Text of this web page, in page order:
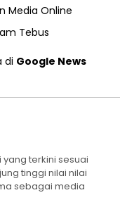
Media Online
Tebus
di Google News
terkini sesuai
tinggi nilai nilai
sebagai media